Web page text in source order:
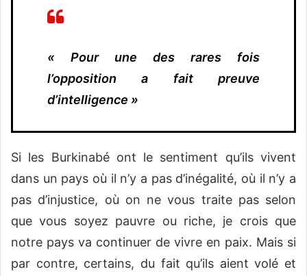
« Pour une des rares fois
l’opposition a fait preuve
d’intelligence »
Si les Burkinabé ont le sentiment qu’ils vivent
dans un pays où il n’y a pas d’inégalité, où il n’y a
pas d’injustice, où on ne vous traite pas selon
que vous soyez pauvre ou riche, je crois que
notre pays va continuer de vivre en paix. Mais si
par contre, certains, du fait qu’ils aient volé et